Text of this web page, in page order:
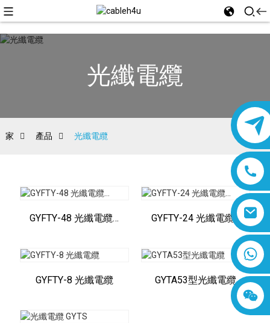
8618019377761
光纖電纜
家 產品 光纖電纜
GYFTY-48 光纖電纜… GYFTY-24 光纖電纜…
GYFTY-8 光纖電纜 GYTA53型光纖電纜